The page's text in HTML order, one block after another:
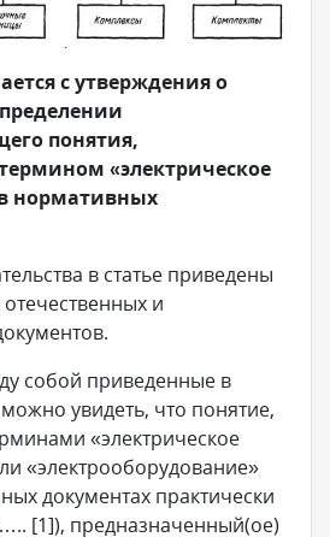
с утверждения о
понятия,
«электрическое
нормативных
в статье приведены
и
собой приведенные в
увидеть, что понятие,
«электрическое
«электрооборудование»
документах практически
[1]), предназначенный(ое)